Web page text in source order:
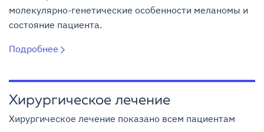
молекулярно-генетические особенности меланомы и
состояние пациента.
Подробнее
Хирургическое лечение
Хирургическое лечение показано всем пациентам